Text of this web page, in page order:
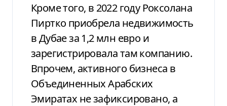
Кроме того, в 2022 году Роксолана
Пиртко приобрела недвижимость
в Дубае за 1,2 млн евро и
зарегистрировала там компанию.
Впрочем, активного бизнеса в
Объединенных Арабских
Эмиратах не зафиксировано, а